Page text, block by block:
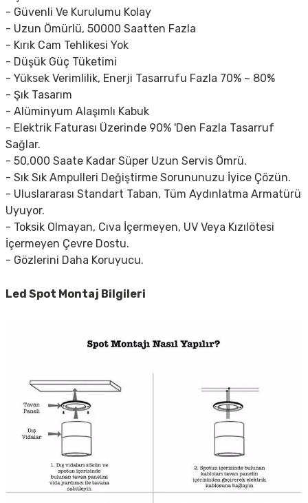
- Güvenli Ve Kurulumu Kolay
- Uzun Ömürlü, 50000 Saatten Fazla
- Kırık Cam Tehlikesi Yok
- Düşük Güç Tüketimi
- Yüksek Verimlilik, Enerji Tasarrufu Fazla 70% ~ 80%
- Şık Tasarım
- Alüminyum Alaşımlı Kabuk
- Elektrik Faturası Üzerinde 90% 'Den Fazla Tasarruf
Sağlar.
- 50,000 Saate Kadar Süper Uzun Servis Ömrü.
- Sık Sık Ampulleri Değiştirme Sorununuzu İyice Çözün.
- Uluslararası Standart Taban, Tüm Aydınlatma Armatürü
Uyuyor.
- Toksik Olmayan, Cıva İçermeyen, UV Veya Kızılötesi
İçermeyen Çevre Dostu.
- Gözlerini Daha Koruyucu.
Led Spot Montaj Bilgileri